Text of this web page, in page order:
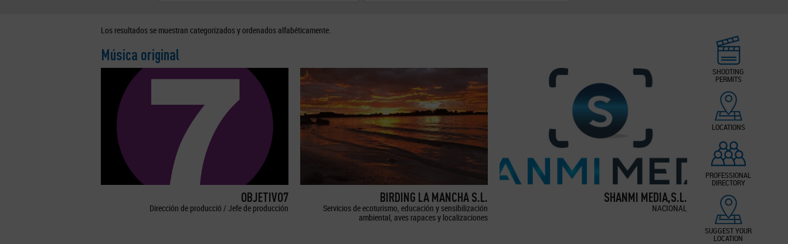
SHOOTING
PERMITS
LOCATIONS
PROFESSIONAL
DIRECTORY
SUGGEST YOUR
LOCATION
Los resultados se muestran categorizados y ordenados alfabéticamente.
Música original
OBJETIVO7
Dirección de producció / Jefe de producción
BIRDING LA MANCHA S.L.
Servicios de ecoturismo, educación y sensibilización
ambiental, aves rapaces y localizaciones
SHANMI MEDIA,S.L.
NACIONAL